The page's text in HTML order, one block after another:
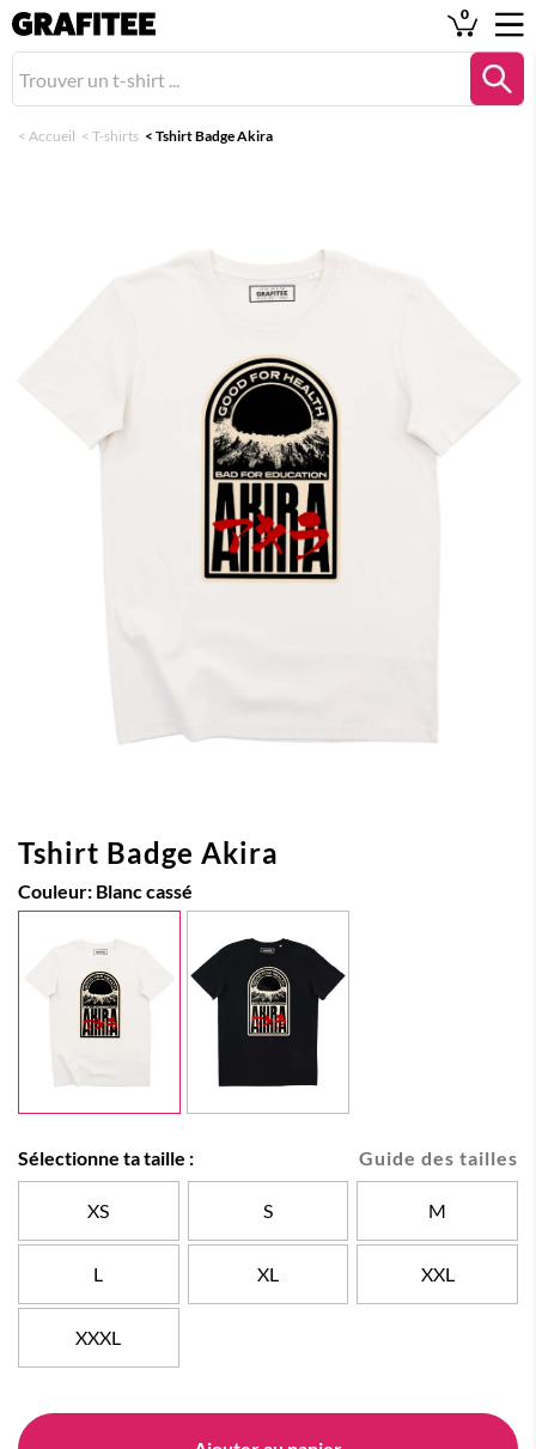
0
< Accueil < T-shirts < Tshirt Badge Akira
Tshirt Badge Akira
Couleur: Blanc cassé
Guide des tailles
Sélectionne ta taille :
XS S M
L XL XXL
XXXL